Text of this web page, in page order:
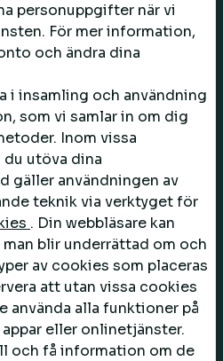
personuppgifter när vi
För mer information,
och ändra dina
i insamling och användning
som vi samlar in om dig
Inom vissa
utöva dina
gäller användningen av
teknik via verktyget för
. Din webbläsare kan
blir underrättad om och
av cookies som placeras
att utan vissa cookies
använda alla funktioner på
eller onlinetjänster.
och få information om de